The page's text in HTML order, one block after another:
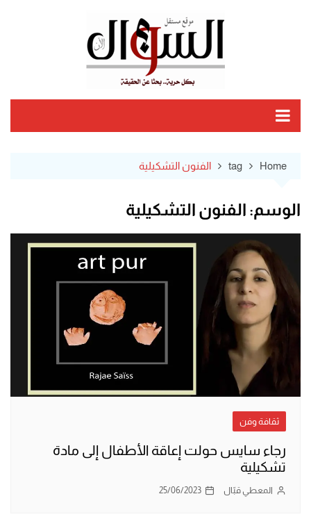
Home
tag الفنون التشكيلية
الوسم: الفنون التشكيلية
ثقافة وفن
رجاء سايس حولت إعاقة الأطفال إلى مادة
تشكيلية
المعطي قبّال 25/06/2023